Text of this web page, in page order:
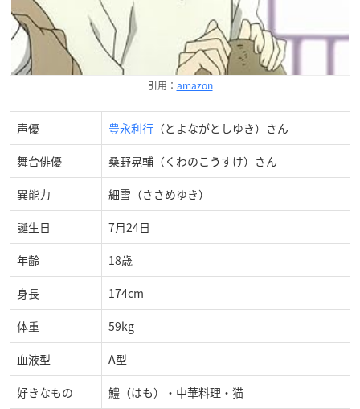
引用： amazon
声優 豊永利行 （とよながとしゆき）さん
舞台俳優 桑野晃輔（くわのこうすけ）さん
異能力 細雪（ささめゆき）
誕生日 7月24日
年齢 18歳
身長 174cm
体重 59kg
血液型 A型
好きなもの 鱧（はも）・中華料理・猫